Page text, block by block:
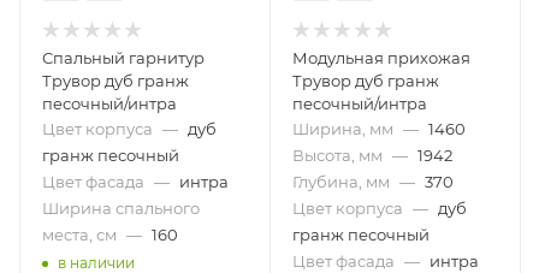
Спальный гарнитур
Трувор дуб гранж
песочный/интра
Цвет корпуса — дуб
гранж песочный
Цвет фасада — интра
Ширина спального
места, см — 160
в наличии
Модульная прихожая
Трувор дуб гранж
песочный/интра
Ширина, мм — 1460
Высота, мм — 1942
Глубина, мм — 370
Цвет корпуса — дуб
гранж песочный
Цвет фасада — интра